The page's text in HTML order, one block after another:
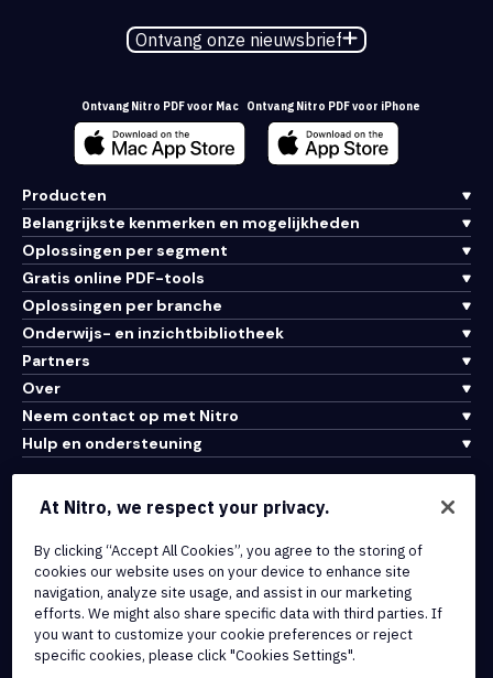
Ontvang onze nieuwsbrief
Ontvang Nitro PDF voor Mac Ontvang Nitro PDF voor iPhone
Producten
Belangrijkste kenmerken en mogelijkheden
Oplossingen per segment
Gratis online PDF-tools
Oplossingen per branche
Onderwijs- en inzichtbibliotheek
Partners
Over
Neem contact op met Nitro
Hulp en ondersteuning
Integraties en API-connectiviteit
Cookiebeleid
Copyrightbeleid
Alle voorwaarden en beleidsmaatregelen
© 2026 Nitro Software, Inc. Inc. Alle rechten voorbehouden.
At Nitro, we respect your privacy.
By clicking “Accept All Cookies”, you agree to the storing of
cookies our website uses on your device to enhance site
navigation, analyze site usage, and assist in our marketing
efforts. We might also share specific data with third parties. If
you want to customize your cookie preferences or reject
specific cookies, please click "Cookies Settings".